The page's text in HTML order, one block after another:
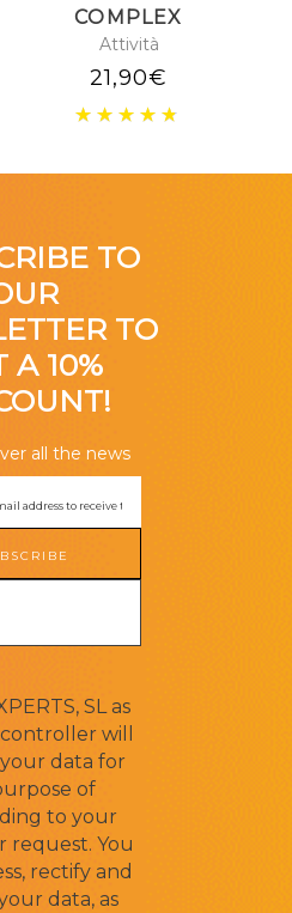
COMPLEX
Attività
21,90€
TO
TO
A 10%
all the news
SL as
will
data for
of
to your
request. You
rectify and
data, as